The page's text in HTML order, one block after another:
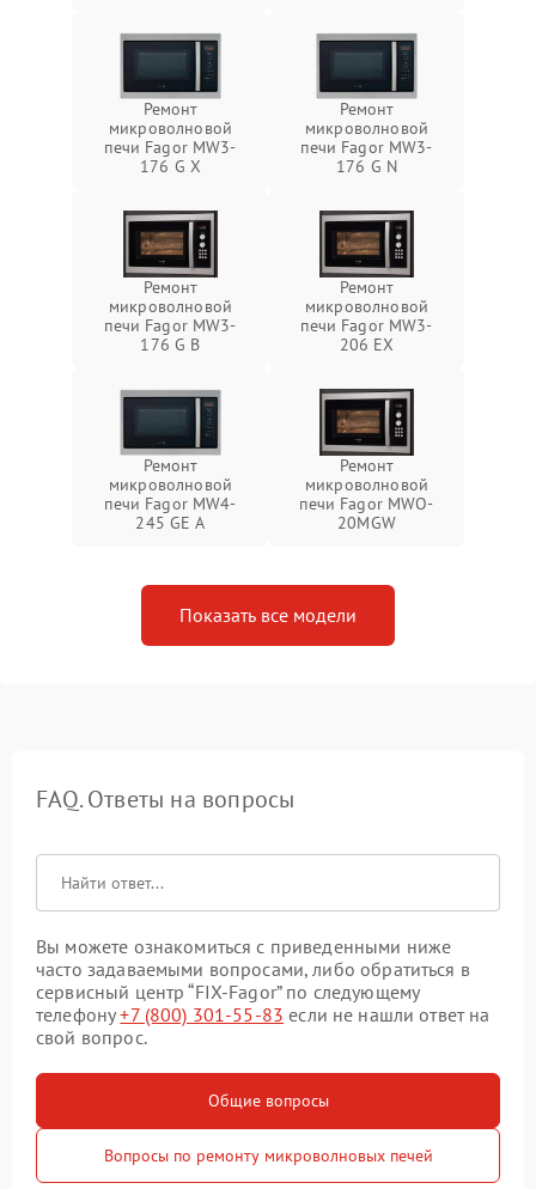
Ремонт
микроволновой
печи Fagor MW3-
176 G X
Ремонт
микроволновой
печи Fagor MW3-
176 G N
Ремонт
микроволновой
печи Fagor MW3-
176 G B
Ремонт
микроволновой
печи Fagor MW3-
206 EX
Ремонт
микроволновой
печи Fagor MW4-
245 GE A
Ремонт
микроволновой
печи Fagor MWO-
20MGW
Показать все модели
FAQ. Ответы на вопросы
Вы можете ознакомиться с приведенными ниже
часто задаваемыми вопросами, либо обратиться в
сервисный центр “FIX-Fagor” по следующему
телефону+7 (800) 301-55-83 если не нашли ответ на
свой вопрос.
Общие вопросы
Вопросы по ремонту микроволновых печей